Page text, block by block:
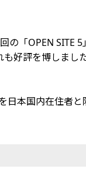
の「OPEN SITE
好評を博しまし
日本国内在住者と